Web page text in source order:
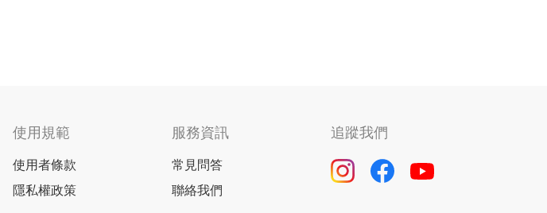
使用規範
使用者條款
隱私權政策
服務資訊
常見問答
聯絡我們
追蹤我們